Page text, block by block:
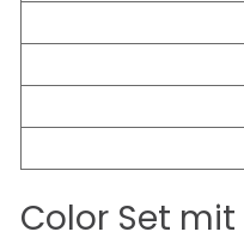
Color Set mit